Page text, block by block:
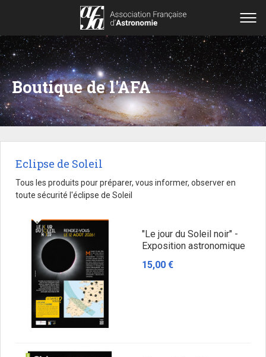
Boutique de l'AFA
Eclipse de Soleil
Tous les produits pour préparer, vous informer, observer en
toute sécurité l'éclipse de Soleil
"Le jour du Soleil noir" -
Exposition astronomique
15,00 €